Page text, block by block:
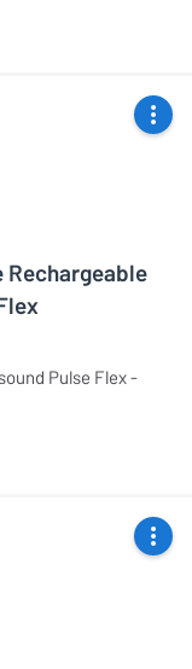
Rechargeable
Pulse Flex -